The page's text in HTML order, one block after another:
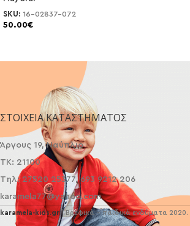
SKU: 16-02837-072
50.00€
ΣΤΟΙΧΕΊΑ ΚΑΤΑΣΤΉΜΑΤΟΣ
Άργους 19, Ναύπλιο
ΤΚ: 21100
Τηλ: 27520 25377, 693 9212 206
karamela77@yahoo.com
karamela-kids.gr | Βρεφικά - παιδικά ενδύματα 2020.